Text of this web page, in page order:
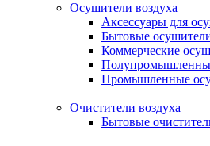
Осушители воздуха
Аксессуары для
Бытовые
Коммерческие
Промышленные
Очистители воздуха
Бытовые